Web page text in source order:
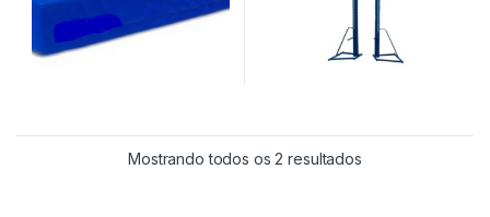
Mostrando todos os 2 resultados